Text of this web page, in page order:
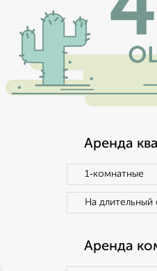
Аренда
1‑комнатные
На длительный
Аренда